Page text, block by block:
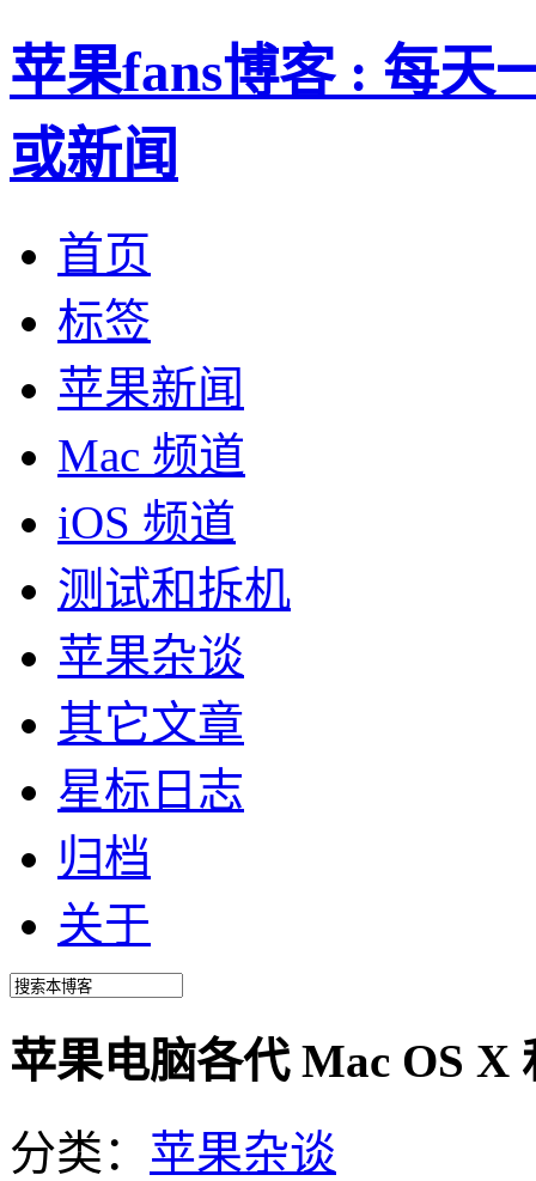
苹果fans博客 : 每天
或新闻
首页
标签
苹果新闻
Mac 频道
iOS 频道
测试和拆机
苹果杂谈
其它文章
星标日志
归档
关于
苹果电脑各代 Mac OS X
分类： 苹果杂谈